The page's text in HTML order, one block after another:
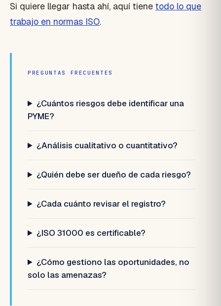
Si quiere llegar hasta ahí, aquí tiene todo lo que
trabajo en normas ISO.
PREGUNTAS FRECUENTES
¿Cuántos riesgos debe identificar una
PYME?
¿Análisis cualitativo o cuantitativo?
¿Quién debe ser dueño de cada riesgo?
¿Cada cuánto revisar el registro?
¿ISO 31000 es certificable?
¿Cómo gestiono las oportunidades, no
solo las amenazas?